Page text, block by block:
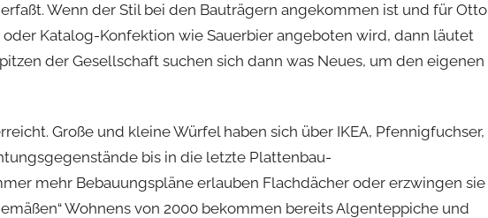
Wenn der Stil bei den Bauträgern angekommen ist und für Otto
Katalog-Konfektion wie Sauerbier angeboten wird, dann läutet
der Gesellschaft suchen sich dann was Neues, um den eigenen
Große und kleine Würfel haben sich über IKEA, Pfennigfuchser,
bis in die letzte Plattenbau-
mehr Bebauungspläne erlauben Flachdächer oder erzwingen sie
Wohnens von 2000 bekommen bereits Algenteppiche und